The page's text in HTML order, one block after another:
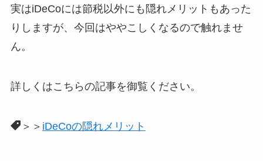
実はiDeCoには節税以外にも隠れメリットもあった
りしますが、今回はややこしくなるので触れませ
ん。
詳しくはこちらの記事を御覧ください。
＞＞ iDeCoの隠れメリット